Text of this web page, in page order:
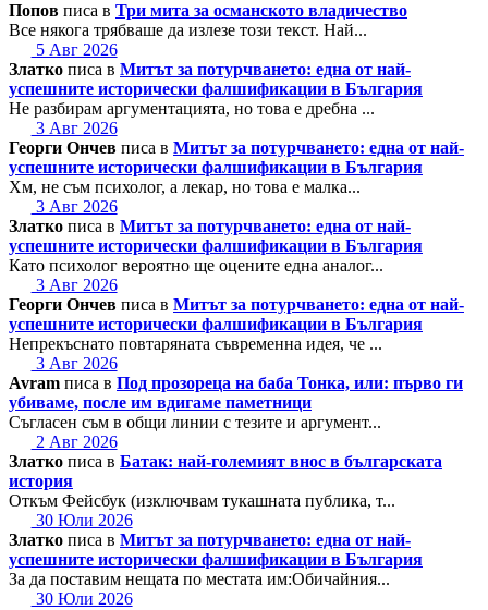
Попов писа в Три мита за османското владичество
Все някога трябваше да излезе този текст. Най...
5 Авг 2026
Златко писа в Митът за потурчването: една от най-
успешните исторически фалшификации в България
Не разбирам аргументацията, но това е дребна ...
3 Авг 2026
Георги Ончев писа в Митът за потурчването: една от най-
успешните исторически фалшификации в България
Хм, не съм психолог, а лекар, но това е малка...
3 Авг 2026
Златко писа в Митът за потурчването: една от най-
успешните исторически фалшификации в България
Като психолог вероятно ще оцените една аналог...
3 Авг 2026
Георги Ончев писа в Митът за потурчването: една от най-
успешните исторически фалшификации в България
Непрекъснато повтаряната съвременна идея, че ...
3 Авг 2026
Avram писа в Под прозореца на баба Тонка, или: първо ги
убиваме, после им вдигаме паметници
Съгласен съм в общи линии с тезите и аргумент...
2 Авг 2026
Златко писа в Батак: най-големият внос в българската
история
Откъм Фейсбук (изключвам тукашната публика, т...
30 Юли 2026
Златко писа в Митът за потурчването: една от най-
успешните исторически фалшификации в България
За да поставим нещата по местата им:Обичайния...
30 Юли 2026